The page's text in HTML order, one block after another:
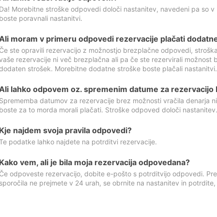
Morebitne stroške odpovedi določi nastanitev, navedeni pa so
poravnali nastanitvi.
moram v primeru odpovedi rezervacije plačati
ste opravili rezervacijo z možnostjo brezplačne odpovedi,
rezervacije ni več brezplačna ali pa če ste rezervirali možnost
strošek. Morebitne dodatne stroške boste plačali nastanitvi.
lahko odpovem oz. spremenim datume za
datumov za rezervacije brez možnosti vračila denarja
za to morda morali plačati. Stroške odpoved določi
najdem svoja pravila odpovedi?
podatke lahko najdete na potrditvi rezervacije.
vem, ali je bila moja rezervacija odpovedana?
odpoveste rezervacijo, dobite e-pošto s potrditvijo odpovedi.
ne prejmete v 24 urah, se obrnite na nastanitev in